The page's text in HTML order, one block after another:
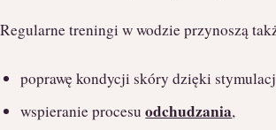
Regularne treningi w wodzie przynoszą
poprawę kondycji skóry dzięki
wspieranie procesuodchudzania,